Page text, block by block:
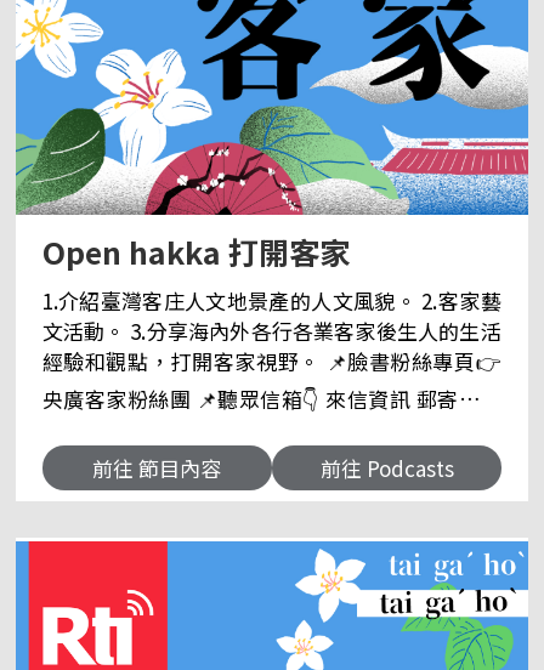
Open hakka 打開客家
1.介紹臺灣客庄人文地景產的人文風貌。 2.客家藝
文活動。 3.分享海內外各行各業客家後生人的生活
經驗和觀點，打開客家視野。 📌臉書粉絲專頁👉
央廣客家粉絲團 📌聽眾信箱👇 來信資訊 郵寄地址
電臺 客語節目 收 e-mail｜17rti@rti.org.tw
前往 節目內容 前往 Podcasts